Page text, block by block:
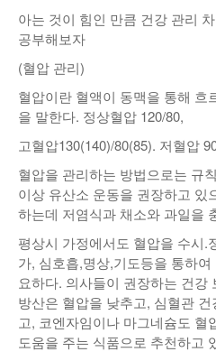
김선옥칼럼
100인선
여행
놀이공원
골프
아는 것이 힘인 만큼 건강 관리
공부해보자
(혈압 관리)
혈압이란 혈액이 동맥을 통해 흐
을 말한다. 정상혈압 120/80,
고혈압130(140)/80(85). 저혈압
혈압을 관리하는 방법으로는 규
이상 유산소 운동을 권장하고 있
하는데 저염식과 채소와 과일을
평상시 가정에서도 혈압을 수시.
가, 심호흡,명상,기도등을 통하
요하다. 의사들이 권장하는 건강
방산은 혈압을 낮추고, 심혈관
고, 코엔자임이나 마그네슘도 혈
도움을 주는 식품으로 추천하고